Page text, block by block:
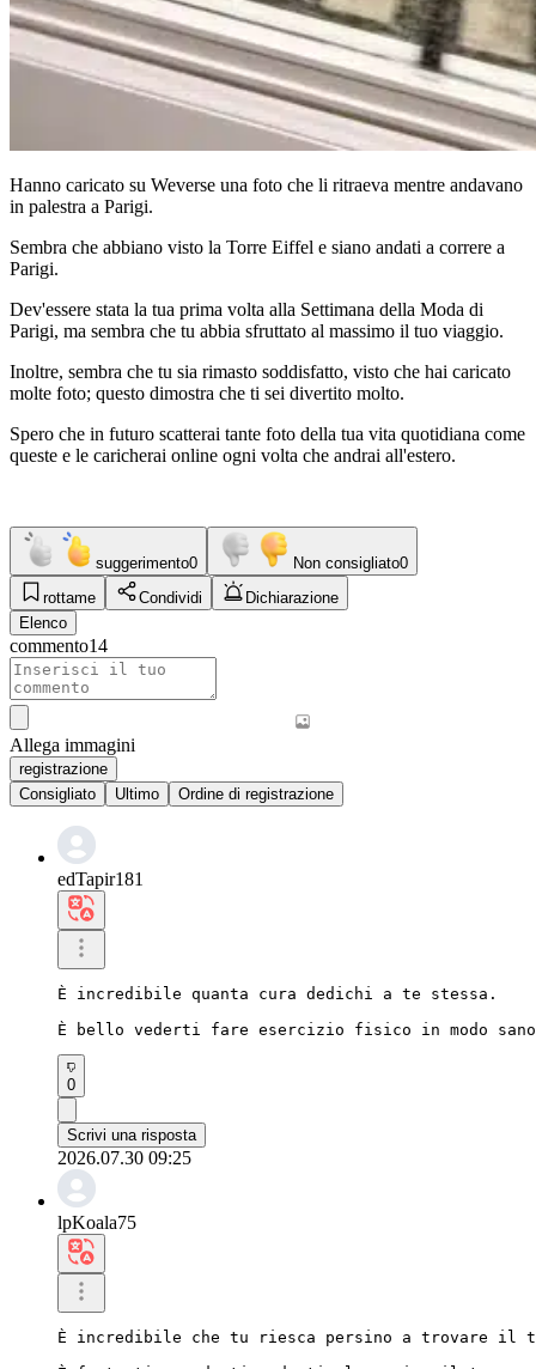
Hanno caricato su Weverse una foto che li ritraeva mentre andavano
in palestra a Parigi.
Sembra che abbiano visto la Torre Eiffel e siano andati a correre a
Parigi.
Dev'essere stata la tua prima volta alla Settimana della Moda di
Parigi, ma sembra che tu abbia sfruttato al massimo il tuo viaggio.
Inoltre, sembra che tu sia rimasto soddisfatto, visto che hai caricato
molte foto; questo dimostra che ti sei divertito molto.
Spero che in futuro scatterai tante foto della tua vita quotidiana come
queste e le caricherai online ogni volta che andrai all'estero.
suggerimento0 Non consigliato0
rottame
Condividi
Dichiarazione
Elenco
commento14
Allega immagini
registrazione
Consigliato
Ultimo Ordine di registrazione
edTapir181
È incredibile quanta cura dedichi a te stessa.
È bello vederti fare esercizio fisico in modo
0
Scrivi una risposta
2026.07.30 09:25
lpKoala75
È incredibile che tu riesca persino a trovare il